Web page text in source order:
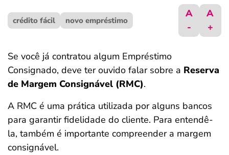
crédito fácil novo empréstimo
A
-
A
+
Se você já contratou algum Empréstimo
Consignado, deve ter ouvido falar sobre a Reserva
de Margem Consignável (RMC).
A RMC é uma prática utilizada por alguns bancos
para garantir fidelidade do cliente. Para entendê-
la, também é importante compreender a margem
consignável.